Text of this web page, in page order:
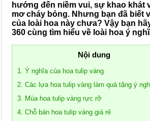
hướng đến niềm vui, sự khao khát
mơ cháy bỏng. Nhưng bạn đã biết
của loài hoa này chưa? Vậy bạn
360 cùng tìm hiểu về loài hoa ý
Nội dung
1. Ý nghĩa của hoa tulip vàng
2. Các lựa hoa tulip vàng làm quà tặng ý
3. Mùa hoa tulip vàng rực rỡ
4. Chỗ bán hoa tulip vàng giá rẻ